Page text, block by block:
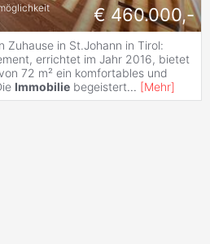
€ 460.000,-
Zuhause in St.Johann in Tirol:
errichtet im Jahr 2016, bietet
72 m² ein komfortables und
Immobilie begeistert... [Mehr]